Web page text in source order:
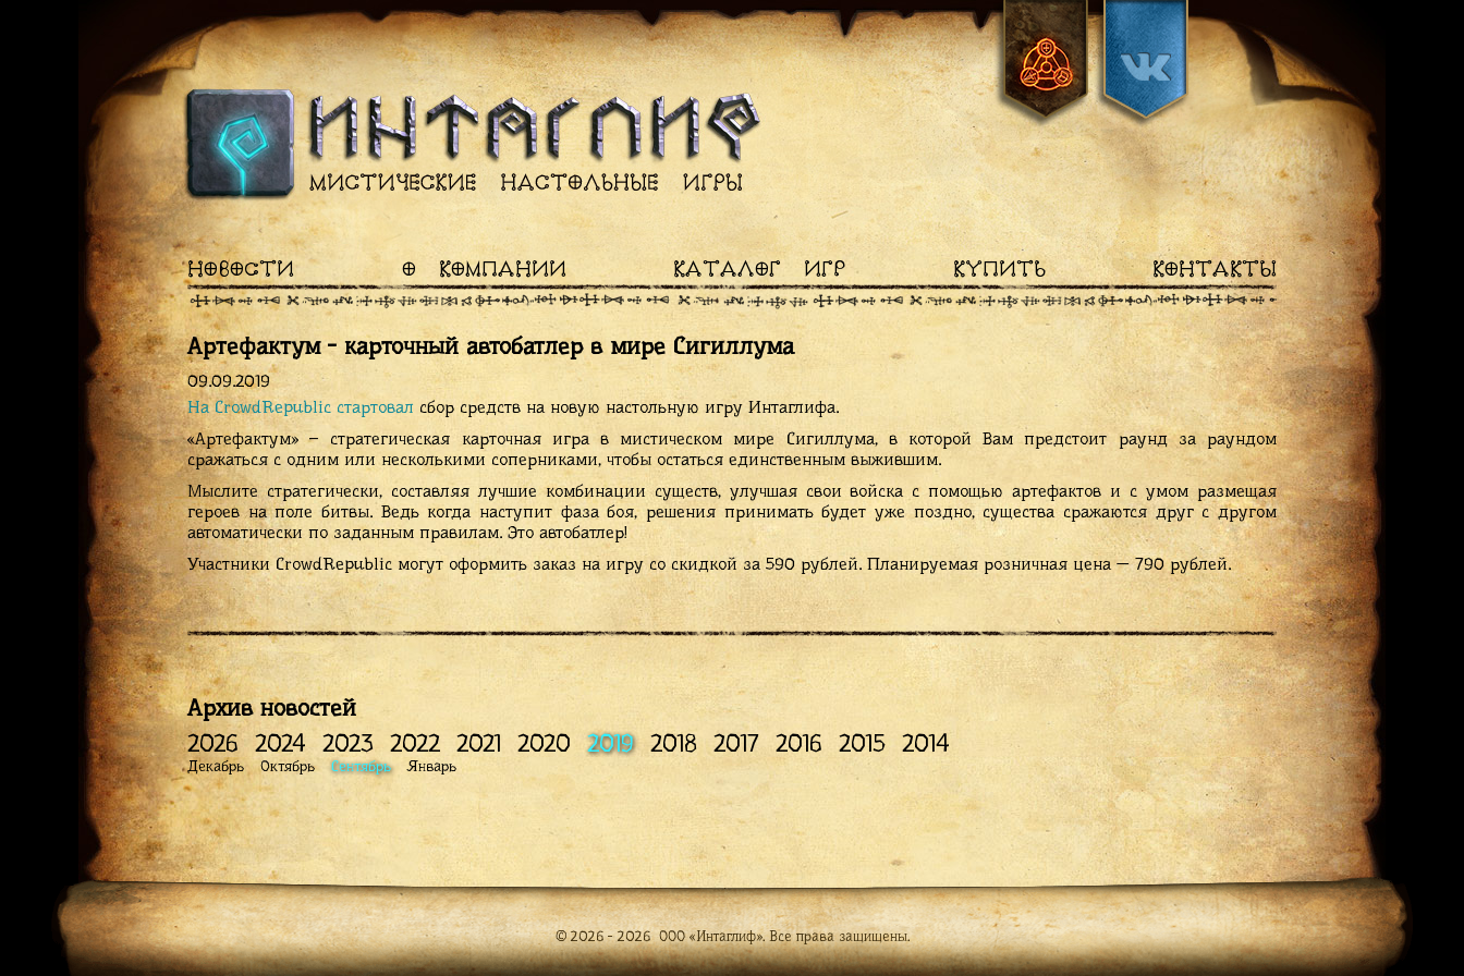
НОВОСТИ О КОМПАНИИ КАТАЛОГ ИГР КУПИТЬ КОНТАКТЫ
Артефактум - карточный автобатлер в мире Сигиллума
09.09.2019
На CrowdRepublic стартовал сбор средств на новую настольную игру Интаглифа.
«Артефактум» – стратегическая карточная игра в мистическом мире Сигиллума, в которой Вам предстоит раунд за раундом
сражаться с одним или несколькими соперниками, чтобы остаться единственным выжившим.
Мыслите стратегически, составляя лучшие комбинации существ, улучшая свои войска с помощью артефактов и с умом размещая
героев на поле битвы. Ведь когда наступит фаза боя, решения принимать будет уже поздно, существа сражаются друг с другом
автоматически по заданным правилам. Это автобатлер!
Участники CrowdRepublic могут оформить заказ на игру со скидкой за 590 рублей. Планируемая розничная цена — 790 рублей.
Архив новостей
2026
2024 2023 2022 2021 2020 2019 2018 2017 2016 2015 2014
Декабрь Октябрь Сентябрь Январь
© 2026 - 2026 ООО «Интаглиф». Все права защищены.